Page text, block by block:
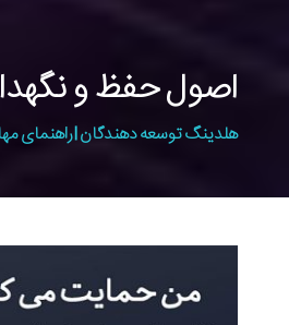
اصول حفظ و
هلدینگ توسعه دهندگان | راهنمای